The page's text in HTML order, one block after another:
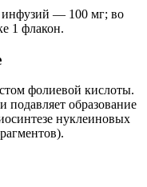
инфузий — 100 мг; во
1 флакон.
фолиевой кислоты.
подавляет образование
нуклеиновых